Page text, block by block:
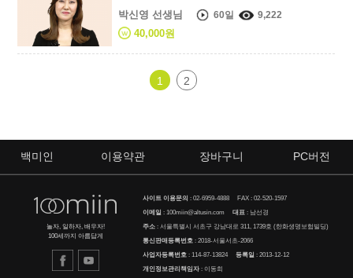
박신영 선생님 60일 9,222
40,000원
1 2
백미인 이용약관 장바구니 PC버전
놀자, 일하자, 배우자!
100세까지 아름답게
사이트 이용문의 :02-6959-4888 FAX : 02-520-1597
이메일 :100miin@altusin.com 대표 : 남선경
주소 : 서울특별시 서초구 강남대로 311, 1739호 (한화생명보험빌딩)
통신판매등록번호 : 2018-서울서초-2066
사업자등록번호 : 114-87-13824등록일 : 2013-12-12
개인정보관리책임자 : 이동희